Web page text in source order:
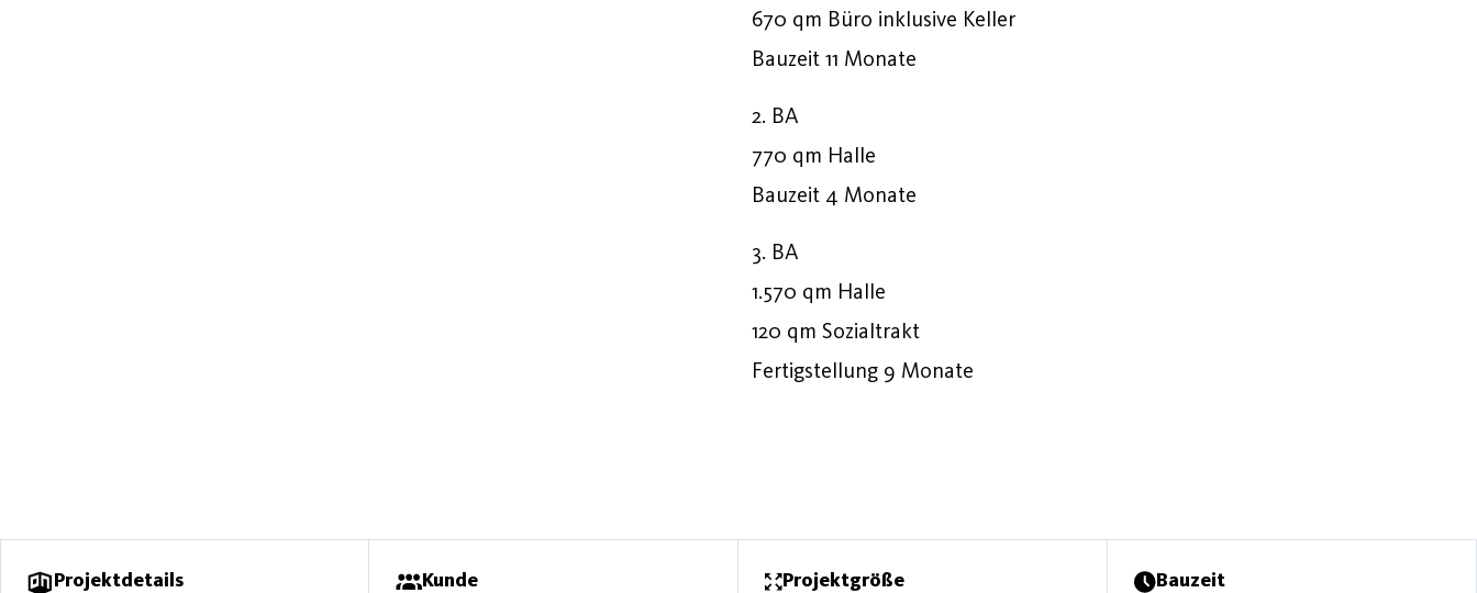
670 qm Büro inklusive Keller
Bauzeit 11 Monate
2. BA
770 qm Halle
Bauzeit 4 Monate
3. BA
1.570 qm Halle
120 qm Sozialtrakt
Fertigstellung 9 Monate
Projektdetails
Kunde
Projektgröße
Bauzeit